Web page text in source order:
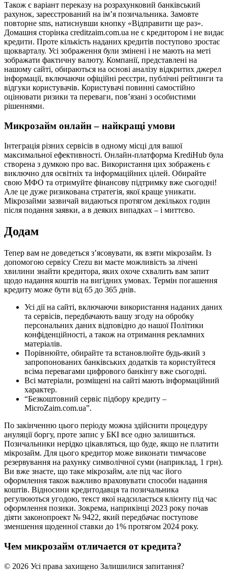
Також є варіант переказу на розрахунковий банківський
рахунок, зареєстрований на ім’я позичальника. Замовте
повторне sms, натиснувши кнопку «Відправити ще раз».
Домашня сторінка creditzaim.com.ua не є кредитором і не видає
кредити. Проте кількість наданих кредитів поступово зростає
щокварталу. Усі зображення були змінені і не мають на меті
зображати фактичну валюту. Компанії, представлені на
нашому сайті, обираються на основі аналізу відкритих джерел
інформації, включаючи офіційні реєстри, публічні рейтинги та
відгуки користувачів. Користувачі повинні самостійно
оцінювати ризики та переваги, пов’язані з особистими
рішеннями.
Микрозайм онлайн – найкращі умови
Інтеграція різних сервісів в одному місці для вашої
максимальної ефективності. Онлайн-платформа KrediHub була
створена з думкою про вас. Використання цих зображень є
виключно для освітніх та інформаційних цілей. Обирайте
свою МФО та отримуйте фінансову підтримку вже сьогодні!
Але це дуже ризикована стратегія, якої краще уникати.
Мікрозайми зазвичай видаються протягом декількох годин
після подання заявки, а в деяких випадках – і миттєво.
Додам
Тепер вам не доведеться з’ясовувати, як взяти мікрозайм. Із
допомогою сервісу Crezu ви маєте можливість за лічені
хвилини знайти кредитора, яких охоче схвалить вам запит
щодо надання коштів на вигідних умовах. Термін погашення
кредиту може бути від 65 до 365 днів.
Усі дії на сайті, включаючи використання наданих даних
та сервісів, передбачають вашу згоду на обробку
персональних даних відповідно до нашої Політики
конфіденційності, а також на отримання рекламних
матеріалів.
Порівнюйте, обирайте та встановлюйте будь-який з
запропонованих банківських додатків та користуйтеся
всіма перевагами цифрового банкінгу вже сьогодні.
Всі матеріали, розміщені на сайті мають інформаційний
характер.
“Безкоштовний сервіс підбору кредиту –
MicroZaim.com.ua”.
По закінченню цього періоду можна здійснити процедуру
ануляції боргу, проте запис у БКІ все одно залишиться.
Позичальники нерідко цікавляться, що буде, якщо не платити
мікрозайм. Для цього кредитор може виконати тимчасове
резервування на рахунку символічної суми (наприклад, 1 грн).
Ви вже знаєте, що таке мікрозайм, але під час його
оформлення також важливо враховувати способи надання
коштів. Відносини кредитодавця та позичальника
регулюються угодою, текст якої надсилається клієнту під час
оформлення позики. Зокрема, наприкінці 2023 року почав
діяти законопроект № 9422, який передбачає поступове
зменшення щоденної ставки до 1% протягом 2024 року.
Чем микрозайм отличается от кредита?
© 2026 Усі права захищено Залишилися запитання?